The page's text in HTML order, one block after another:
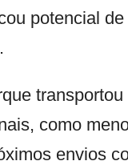
potencial
como
envios